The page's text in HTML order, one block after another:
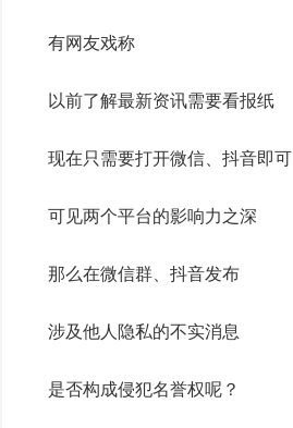
有网友戏称
以前了解最新资讯需要看报纸
现在只需要打开微信、抖音即可
可见两个平台的影响力之深
那么在微信群、抖音发布
涉及他人隐私的不实消息
是否构成侵犯名誉权呢？